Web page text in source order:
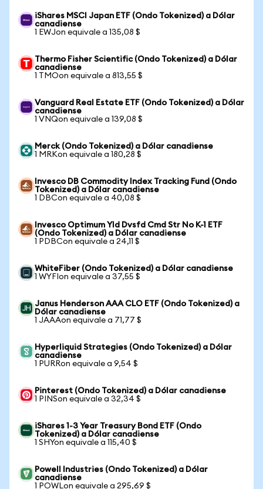
iShares MSCI Japan ETF (Ondo Tokenized) a Dólar
canadiense
1 EWJon equivale a 135,08 $
Thermo Fisher Scientific (Ondo Tokenized) a Dólar
canadiense
1 TMOon equivale a 813,55 $
Vanguard Real Estate ETF (Ondo Tokenized) a Dólar
canadiense
1 VNQon equivale a 139,08 $
Merck (Ondo Tokenized) a Dólar canadiense
1 MRKon equivale a 180,28 $
Invesco DB Commodity Index Tracking Fund (Ondo
Tokenized) a Dólar canadiense
1 DBCon equivale a 40,08 $
Invesco Optimum Yld Dvsfd Cmd Str No K-1 ETF
(Ondo Tokenized) a Dólar canadiense
1 PDBCon equivale a 24,11 $
WhiteFiber (Ondo Tokenized) a Dólar canadiense
1 WYFIon equivale a 37,55 $
Janus Henderson AAA CLO ETF (Ondo Tokenized) a
Dólar canadiense
1 JAAAon equivale a 71,77 $
Hyperliquid Strategies (Ondo Tokenized) a Dólar
canadiense
1 PURRon equivale a 9,54 $
Pinterest (Ondo Tokenized) a Dólar canadiense
1 PINSon equivale a 32,34 $
iShares 1-3 Year Treasury Bond ETF (Ondo
Tokenized) a Dólar canadiense
1 SHYon equivale a 115,40 $
Powell Industries (Ondo Tokenized) a Dólar
canadiense
1 POWLon equivale a 295,69 $